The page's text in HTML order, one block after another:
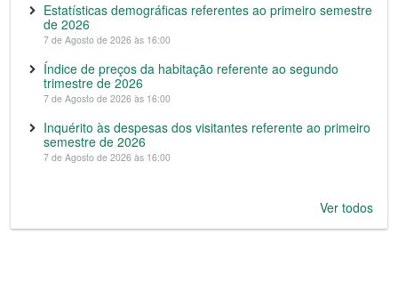
Estatísticas demográficas referentes ao primeiro semestre
de 2026
7 de Agosto de 2026 às 16:00
Índice de preços da habitação referente ao segundo
trimestre de 2026
7 de Agosto de 2026 às 16:00
Inquérito às despesas dos visitantes referente ao primeiro
semestre de 2026
7 de Agosto de 2026 às 16:00
Ver todos